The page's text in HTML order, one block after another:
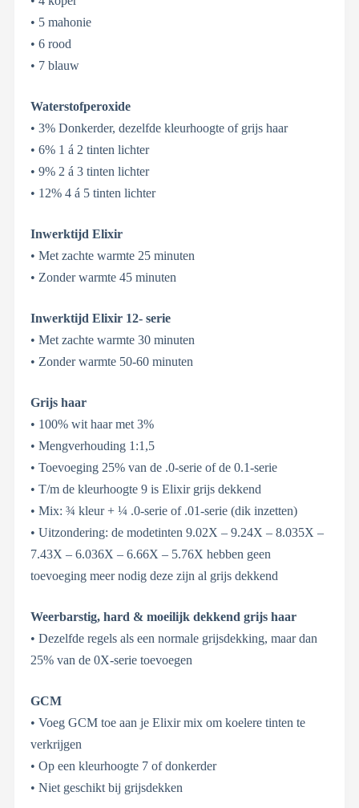
• 5 mahonie
• 6 rood
• 7 blauw
Waterstofperoxide
• 3% Donkerder, dezelfde kleurhoogte of grijs haar
• 6% 1 á 2 tinten lichter
• 9% 2 á 3 tinten lichter
• 12% 4 á 5 tinten lichter
Inwerktijd Elixir
• Met zachte warmte 25 minuten
• Zonder warmte 45 minuten
Inwerktijd Elixir 12- serie
• Met zachte warmte 30 minuten
• Zonder warmte 50-60 minuten
Grijs haar
• 100% wit haar met 3%
• Mengverhouding 1:1,5
• Toevoeging 25% van de .0-serie of de 0.1-serie
• T/m de kleurhoogte 9 is Elixir grijs dekkend
• Mix: ¾ kleur + ¼ .0-serie of .01-serie (dik inzetten)
• Uitzondering: de modetinten 9.02X – 9.24X – 8.035X –
7.43X – 6.036X – 6.66X – 5.76X hebben geen
toevoeging meer nodig deze zijn al grijs dekkend
Weerbarstig, hard & moeilijk dekkend grijs haar
• Dezelfde regels als een normale grijsdekking, maar dan
25% van de 0X-serie toevoegen
GCM
• Voeg GCM toe aan je Elixir mix om koelere tinten te
verkrijgen
• Op een kleurhoogte 7 of donkerder
• Niet geschikt bij grijsdekken